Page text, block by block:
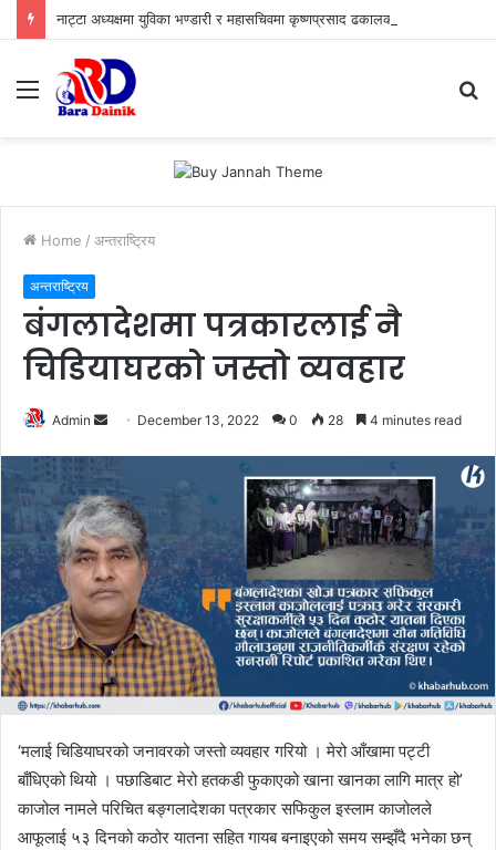
Menu
Home / अन्तराष्ट्रिय
अन्तराष्ट्रिय
बंगलादेशमा पत्रकारलाई नै
चिडियाघरको जस्तो व्यवहार
Admin
d
a
n
e
m
i
l
December 13, 2022 0 28 4 minutes read
‘मलाई चिडियाघरको जनावरको जस्तो व्यवहार गरियो । मेरो आँखामा पट्टी
बाँधिएको थियो । पछाडिबाट मेरो हतकडी फुकाएको खाना खानका लागि मात्र हो’
काजोल नामले परिचित बङ्गलादेशका पत्रकारसफिकुलइस्लाम काजोलले
आफूलाई ५३ दिनको कठोर यातना सहित गायब बनाइएको समय सम्झँदै भनेका छन्